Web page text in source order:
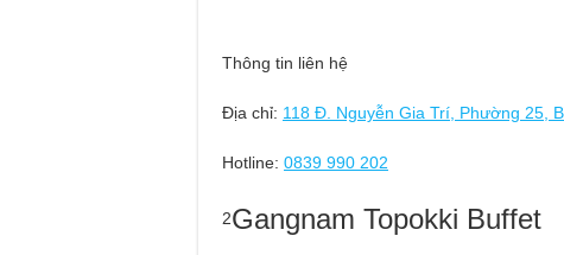
Thông tin liên hệ
Địa chỉ: 118 Đ. Nguyễn Gia Trí, Phường 25,
Hotline: 0839 990 202
2Gangnam Topokki Buffet